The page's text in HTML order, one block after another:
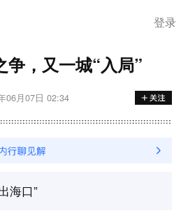
登录
争，又一城“入局”
06月07日 02:34
海口”